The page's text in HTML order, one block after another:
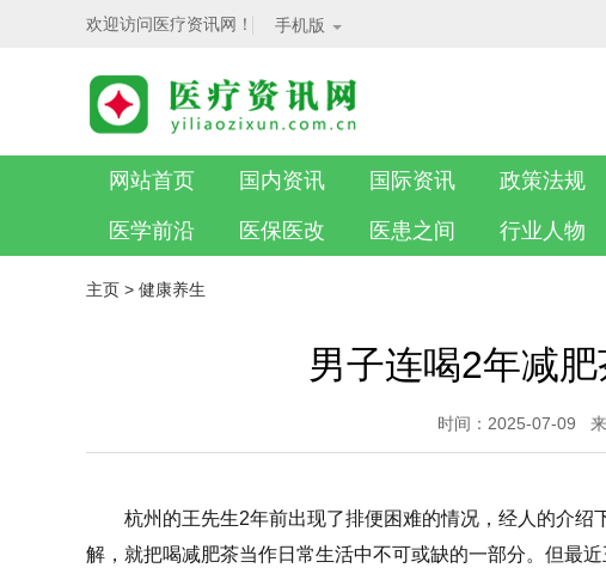
欢迎访问医疗资讯网！ 手机版
网站首页 国内资讯 国际资讯 政策法规
医学前沿 医保医改 医患之间 行业人物
主页 > 健康养生
男子连喝2年减
时间：2025-07-09 来
杭州的王先生2年前出现了排便困难的情况，经人的介
解，就把喝减肥茶当作日常生活中不可或缺的一部分。但最